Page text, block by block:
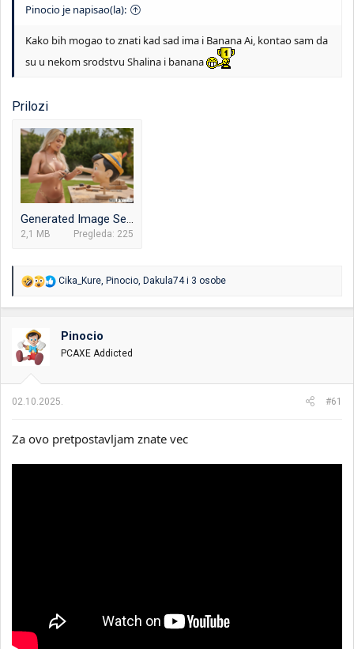
Pinocio je napisao(la):
Kako bih mogao to znati kad sad ima i Banana Ai, kontao sam da
su u nekom srodstvu Shalina i banana
Prilozi
Generated Image September 29, 2025 - 3_46PM.png
2,1 MB Pregleda: 225
R
a
o
v
a
j
:
Cika_Kure, Pinocio, Dakula74i 3 osobe
Pinocio
PCAXE Addicted
02.10.2025. #61
Za ovo pretpostavljam znate vec